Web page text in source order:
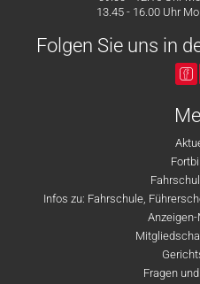
13.45 - 16.00 Uhr
Folgen Sie uns in
Infos zu: Fahrschule,
Fragen